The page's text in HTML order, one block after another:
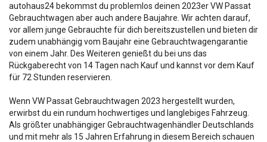
autohaus24 bekommst du problemlos deinen 2023er VW Passat
Gebrauchtwagen aber auch andere Baujahre. Wir achten darauf,
vor allem junge Gebrauchte für dich bereitszustellen und bieten dir
zudem unabhängig vom Baujahr eine Gebrauchtwagengarantie
von einem Jahr. Des Weiteren genießt du bei uns das
Rückgaberecht von 14 Tagen nach Kauf und kannst vor dem Kauf
für 72 Stunden reservieren.
Wenn VW Passat Gebrauchtwagen 2023 hergestellt wurden,
erwirbst du ein rundum hochwertiges und langlebiges Fahrzeug.
Als größter unabhängiger Gebrauchtwagenhändler Deutschlands
und mit mehr als 15 Jahren Erfahrung in diesem Bereich schauen